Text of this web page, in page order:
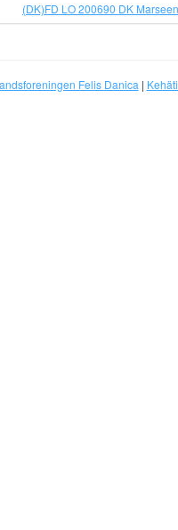
(DK)FD LO 200690 DK
Felis Danica |